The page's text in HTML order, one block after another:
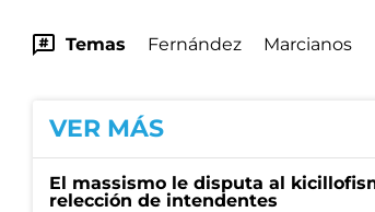
Temas Fernández Marcianos
VER MÁS
El massismo le disputa al
relección de intendentes